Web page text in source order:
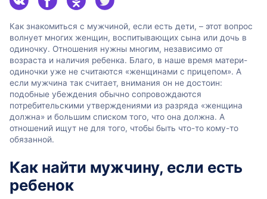
Как знакомиться с мужчиной, если есть дети, – этот вопрос
волнует многих женщин, воспитывающих сына или дочь в
одиночку. Отношения нужны многим, независимо от
возраста и наличия ребенка. Благо, в наше время матери-
одиночки уже не считаются «женщинами с прицепом». А
если мужчина так считает, внимания он не достоин:
подобные убеждения обычно сопровождаются
потребительскими утверждениями из разряда «женщина
должна» и большим списком того, что она должна. А
отношений ищут не для того, чтобы быть что-то кому-то
обязанной.
Как найти мужчину, если есть
ребенок